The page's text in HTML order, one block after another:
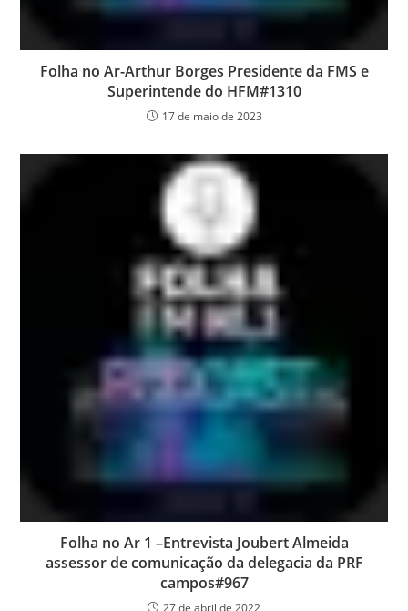
Folha no Ar-Arthur Borges Presidente da FMS e
Superintende do HFM#1310
17 de maio de 2023
Folha no Ar 1 –Entrevista Joubert Almeida
assessor de comunicação da delegacia da PRF
campos#967